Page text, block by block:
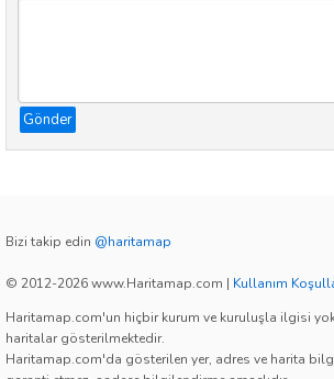
Gönder
Bizi takip edin @haritamap
© 2012-2026 www.Haritamap.com | Kullanım
Haritamap.com'un hiçbir kurum ve kuruluşla ilgisi
haritalar gösterilmektedir.
Haritamap.com'da gösterilen yer, adres ve harita